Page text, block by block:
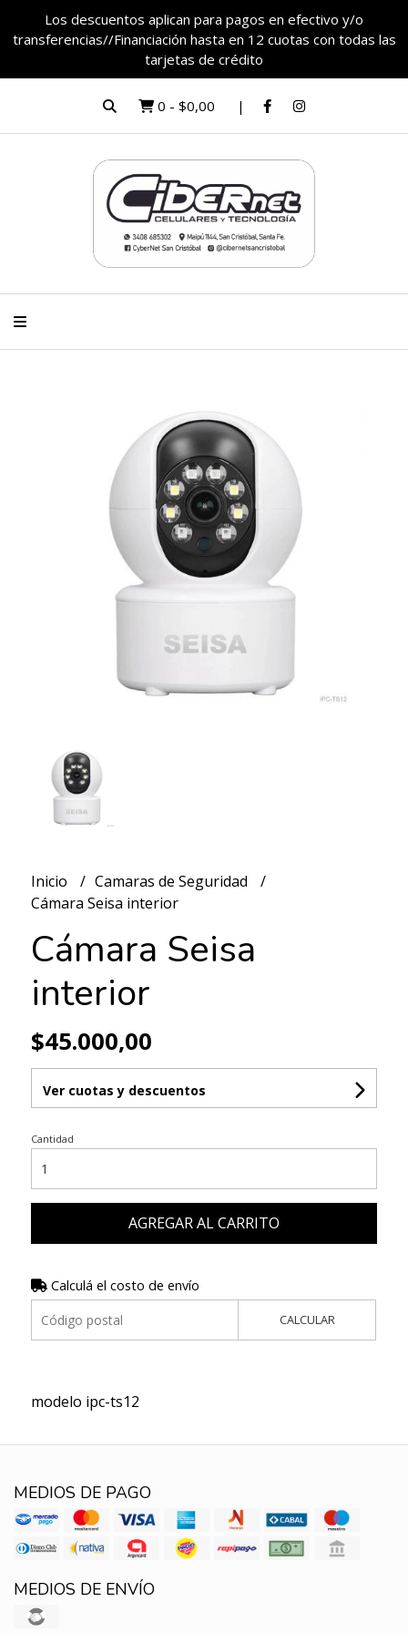
Los descuentos aplican para pagos en efectivo y/o
transferencias//Financiación hasta en 12 cuotas con todas las
tarjetas de crédito
0 - $0,00
Inicio
Camaras de Seguridad
Cámara Seisa interior
Cámara Seisa
interior
$45.000,00
Ver cuotas y descuentos
Cantidad
AGREGAR AL CARRITO
Calculá el costo de envío
CALCULAR
modelo ipc-ts12
MEDIOS DE PAGO
MEDIOS DE ENVÍO